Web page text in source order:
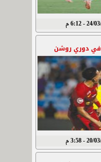
- 6:12 م
في دوري روشن
- 3:58 م